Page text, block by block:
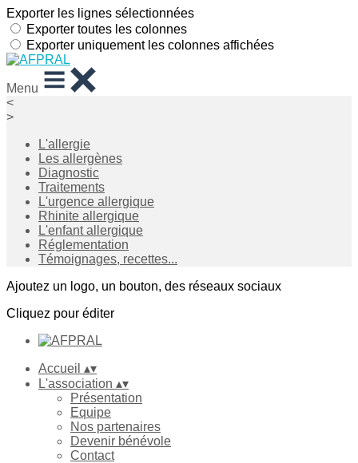
Exporter les lignes sélectionnées
Exporter toutes les colonnes
Exporter uniquement les colonnes affichées
Menu
<
>
L'allergie
Les allergènes
Diagnostic
Traitements
L'urgence allergique
Rhinite allergique
L'enfant allergique
Réglementation
Témoignages, recettes...
Ajoutez un logo, un bouton, des réseaux sociaux
Cliquez pour éditer
Accueil ▴▾
L'association ▴▾
Présentation
Equipe
Nos partenaires
Devenir bénévole
Contact